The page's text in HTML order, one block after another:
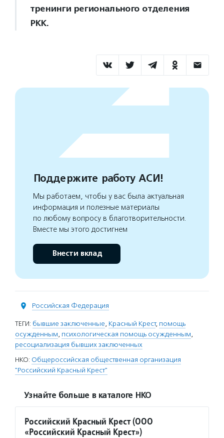
тренинги регионального отделения
РКК.
Поддержите работу АСИ!
Мы работаем, чтобы у вас была актуальная
информация и полезные материалы
по любому вопросу в благотворительности.
Вместе мы этого достигнем
Внести вклад
Российская Федерация
ТЕГИ: бывшие заключенные, Красный Крест, помощь
осужденным, психологическая помощь осужденным,
ресоциализация бывших заключенных
НКО: Общероссийская общественная организация
"Российский Красный Крест"
Узнайте больше в каталоге НКО
Российский Красный Крест (ООО
«Российский Красный Крест»)